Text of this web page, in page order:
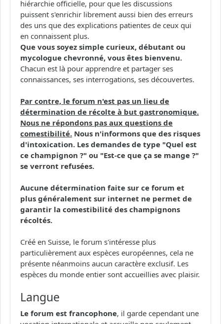
hiérarchie officielle, pour que les discussions
puissent s'enrichir librement aussi bien des erreurs
des uns que des explications patientes de ceux qui
en connaissent plus.
Que vous soyez simple curieux, débutant ou
mycologue chevronné, vous êtes bienvenu.
Chacun est là pour apprendre et partager ses
connaissances, ses interrogations, ses découvertes.
Par contre, le forum n'est pas un lieu de
détermination de récolte à but gastronomique.
Nous ne répondons pas aux questions de
comestibilité. Nous n'informons que des risques
d'intoxication. Les demandes de type "Quel est
ce champignon ?" ou "Est-ce que ça se mange ?"
se verront refusées.
Aucune détermination faite sur ce forum et
plus généralement sur internet ne permet de
garantir la comestibilité des champignons
récoltés.
Créé en Suisse, le forum s'intéresse plus
particulièrement aux espèces européennes, cela ne
présente néanmoins aucun caractère exclusif. Les
espèces du monde entier sont accueillies avec plaisir.
Langue
Le forum est francophone, il garde cependant une